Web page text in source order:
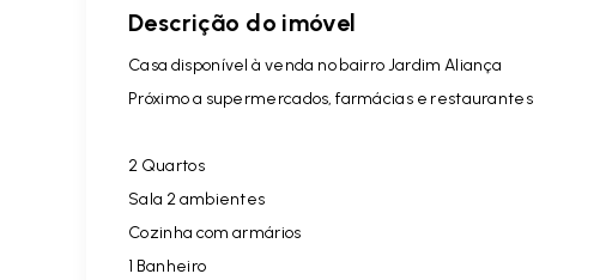
Descrição do imóvel
Casa disponível à venda no bairro Jardim Aliança
Próximo a supermercados, farmácias e restaurantes
2 Quartos
Sala 2 ambientes
Cozinha com armários
1 Banheiro